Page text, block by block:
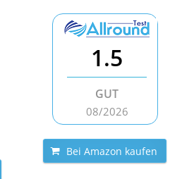
1.5
GUT
08/2026
Bei Amazon kaufen